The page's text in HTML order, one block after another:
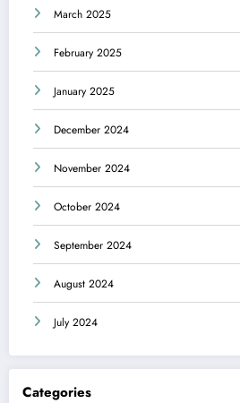
March 2025
February 2025
January 2025
December 2024
November 2024
October 2024
September 2024
August 2024
July 2024
Categories